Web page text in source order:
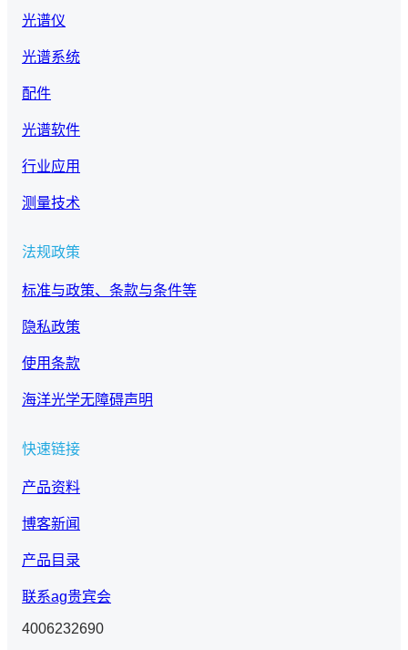
光谱仪
光谱系统
配件
光谱软件
行业应用
测量技术
法规政策
标准与政策、条款与条件等
隐私政策
使用条款
海洋光学无障碍声明
快速链接
产品资料
博客新闻
产品目录
联系ag贵宾会
4006232690